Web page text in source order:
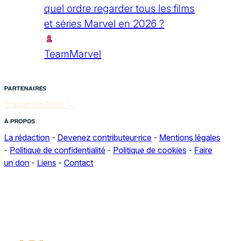
quel ordre regarder tous les films
et séries Marvel en 2026 ?
TeamMarvel
PARTENAIRES
Stabathon 2026 🔪
À PROPOS
La rédaction - Devenez contributeur·rice - Mentions légales
- Politique de confidentialité - Politique de cookies - Faire
un don - Liens - Contact